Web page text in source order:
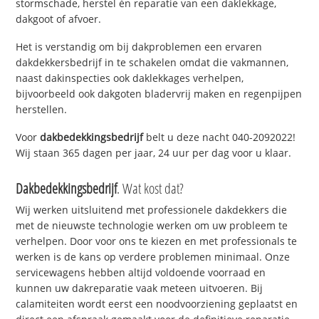
stormschade, herstel én reparatie van een daklekkage,
dakgoot of afvoer.
Het is verstandig om bij dakproblemen een ervaren
dakdekkersbedrijf in te schakelen omdat die vakmannen,
naast dakinspecties ook daklekkages verhelpen,
bijvoorbeeld ook dakgoten bladervrij maken en regenpijpen
herstellen.
Voordakbedekkingsbedrijfbelt u deze nacht 040-2092022!
Wij staan 365 dagen per jaar, 24 uur per dag voor u klaar.
Dakbedekkingsbedrijf. Wat kost dat?
Wij werken uitsluitend met professionele dakdekkers die
met de nieuwste technologie werken om uw probleem te
verhelpen. Door voor ons te kiezen en met professionals te
werken is de kans op verdere problemen minimaal. Onze
servicewagens hebben altijd voldoende voorraad en
kunnen uw dakreparatie vaak meteen uitvoeren. Bij
calamiteiten wordt eerst een noodvoorziening geplaatst en